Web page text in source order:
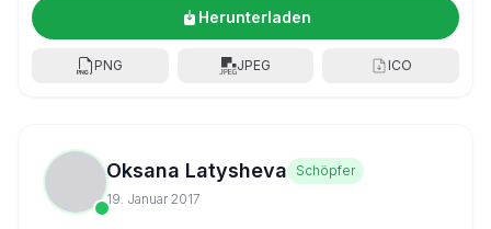
Herunterladen
PNG JPEG ICO
Oksana Latysheva
Schöpfer
19. Januar 2017